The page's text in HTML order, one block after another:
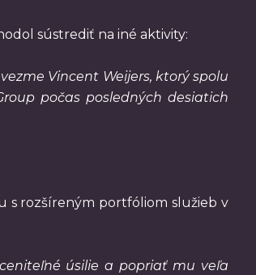
sústrediť na iné aktivity:
Vincent Weijers, ktorý spolu
počas posledných desiatich
s rozšíreným portfóliom služieb v
úsilie a popriať mu veľa